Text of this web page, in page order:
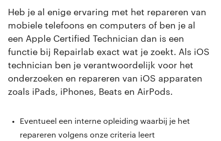
Heb je al enige ervaring met het repareren van
mobiele telefoons en computers of ben je al
een Apple Certified Technician dan is een
functie bij Repairlab exact wat je zoekt. Als iOS
technician ben je verantwoordelijk voor het
onderzoeken en repareren van iOS apparaten
zoals iPads, iPhones, Beats en AirPods.
Eventueel een interne opleiding waarbij je het
repareren volgens onze criteria leert